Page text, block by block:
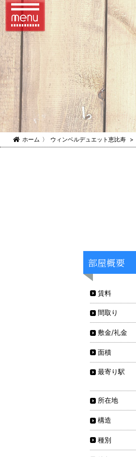
ホーム 〉 ウィンベルデュエット恵比寿 >
部屋概要
賃料
間取り
敷金/礼金
面積
最寄り駅
所在地
構造
種別